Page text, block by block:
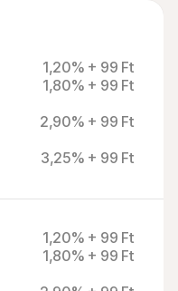
1,80% + 99 Ft
1,20% + 99 Ft
2,90% + 99 Ft
3,25% + 99 Ft
1,80% + 99 Ft
1,20% + 99 Ft